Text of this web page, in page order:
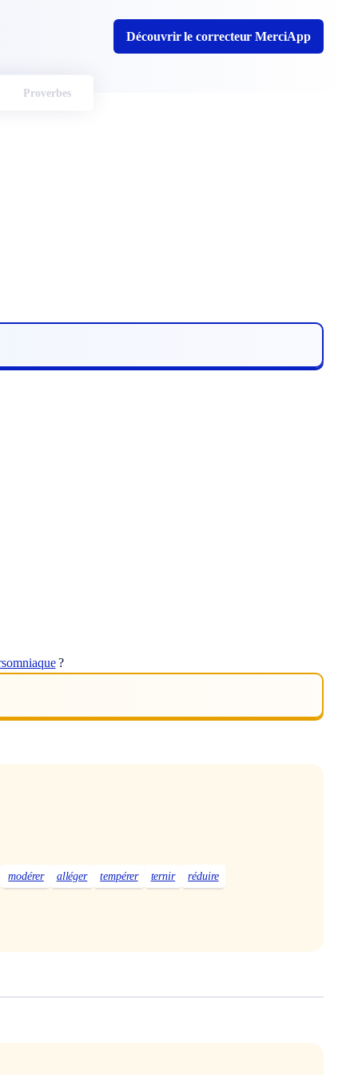
Découvrir le correcteur MerciApp
Proverbes
?
modérer alléger tempérer ternir réduire